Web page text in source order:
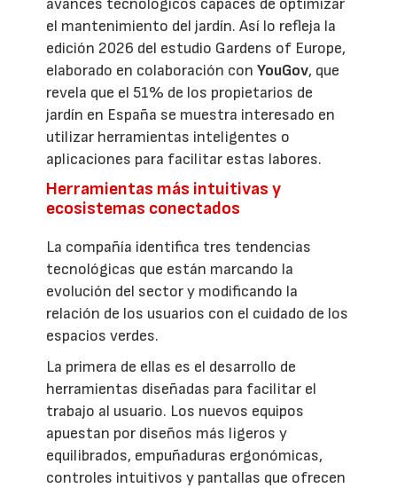
avances tecnológicos capaces de optimizar
el mantenimiento del jardín. Así lo refleja la
edición 2026 del estudio Gardens of Europe,
elaborado en colaboración conYouGov, que
revela que el 51% de los propietarios de
jardín en España se muestra interesado en
utilizar herramientas inteligentes o
aplicaciones para facilitar estas labores.
Herramientas más intuitivas y
ecosistemas conectados
La compañía identifica tres tendencias
tecnológicas que están marcando la
evolución del sector y modificando la
relación de los usuarios con el cuidado de los
espacios verdes.
La primera de ellas es el desarrollo de
herramientas diseñadas para facilitar el
trabajo al usuario. Los nuevos equipos
apuestan por diseños más ligeros y
equilibrados, empuñaduras ergonómicas,
controles intuitivos y pantallas que ofrecen